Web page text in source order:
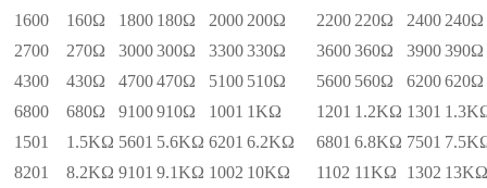
1600
160Ω 1800 180Ω 2000 200Ω 2200 220Ω 2400 240Ω
2700
270Ω 3000 300Ω 3300 330Ω 3600 360Ω 3900 390Ω
4300
430Ω 4700 470Ω 5100 510Ω 5600 560Ω 6200 620Ω
6800
680Ω 9100 910Ω 1001 1KΩ 1201 1.2KΩ 1301
1501
1.5KΩ 5601 5.6KΩ 6201 6.2KΩ 6801 6.8KΩ 7501
8201
8.2KΩ 9101 9.1KΩ 1002 10KΩ 1102 11KΩ 1302